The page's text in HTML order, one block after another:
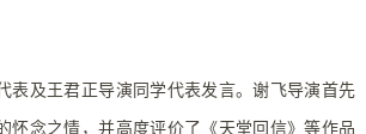
表及王君正导演同学代表发言。谢飞导演首先
怀念之情，并高度评价了《天堂回信》等作品